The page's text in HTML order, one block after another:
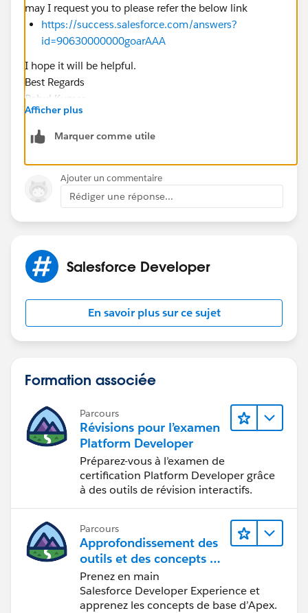
may I request you to please refer the below link
https://success.salesforce.com/answers?
id=90630000000goarAAA
I hope it will be helpful.
Best Regards
Rahul Kumar
Afficher plus
Marquer comme utile
Ajouter un commentaire
Rédiger une réponse...
Salesforce Developer
En savoir plus sur ce sujet
Formation associée
Parcours
Révisions pour l’examen
Platform Developer
Préparez-vous à l’examen de
certification Platform Developer grâce
à des outils de révision interactifs.
Parcours
Approfondissement des
outils et des concepts de
développement
Salesforce
Prenez en main
Salesforce Developer Experience et
apprenez les concepts de base d’Apex.